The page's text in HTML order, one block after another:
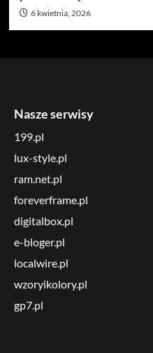
6 kwietnia, 2026
Nasze serwisy
199.pl
lux-style.pl
ram.net.pl
foreverframe.pl
digitalbox.pl
e-bloger.pl
localwire.pl
wzoryikolory.pl
gp7.pl